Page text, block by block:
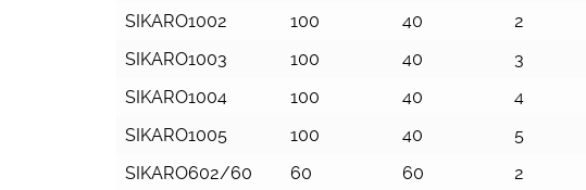
SIKARO1002
100 40 2
SIKARO1003
100 40 3
SIKARO1004
100 40 4
SIKARO1005
100 40 5
SIKARO602/60
60 60 2